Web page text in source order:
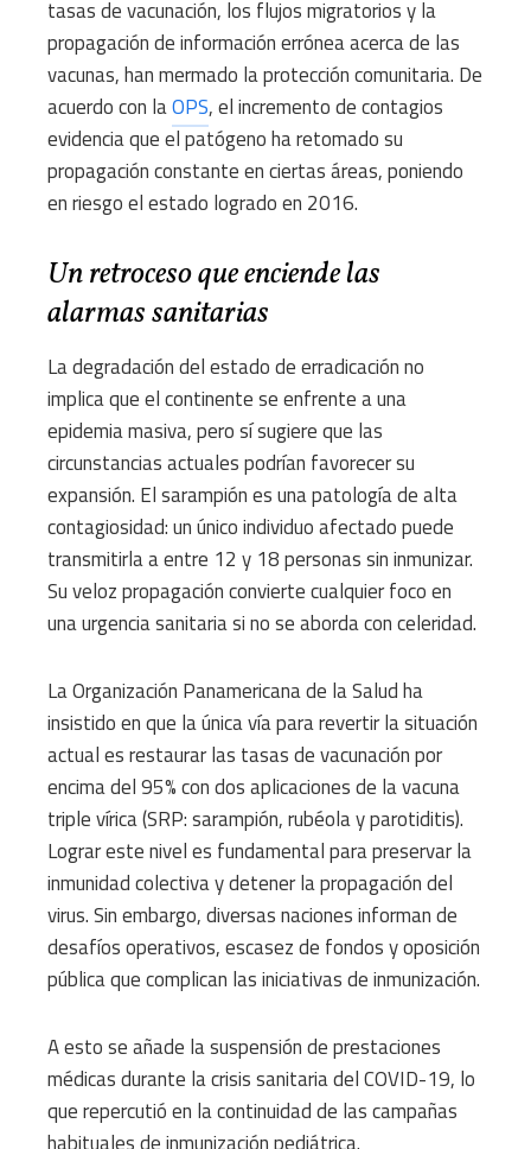
tasas de vacunación, los flujos migratorios y la
propagación de información errónea acerca de las
vacunas, han mermado la protección comunitaria. De
acuerdo con laOPS, el incremento de contagios
evidencia que el patógeno ha retomado su
propagación constante en ciertas áreas, poniendo
en riesgo el estado logrado en 2016.
Un retroceso que enciende las
alarmas sanitarias
La degradación del estado de erradicación no
implica que el continente se enfrente a una
epidemia masiva, pero sí sugiere que las
circunstancias actuales podrían favorecer su
expansión. El sarampión es una patología de alta
contagiosidad: un único individuo afectado puede
transmitirla a entre 12 y 18 personas sin inmunizar.
Su veloz propagación convierte cualquier foco en
una urgencia sanitaria si no se aborda con celeridad.
La Organización Panamericana de la Salud ha
insistido en que la única vía para revertir la situación
actual es restaurar las tasas de vacunación por
encima del 95% con dos aplicaciones de la vacuna
triple vírica (SRP: sarampión, rubéola y parotiditis).
Lograr este nivel es fundamental para preservar la
inmunidad colectiva y detener la propagación del
virus. Sin embargo, diversas naciones informan de
desafíos operativos, escasez de fondos y oposición
pública que complican las iniciativas de inmunización.
A esto se añade la suspensión de prestaciones
médicas durante la crisis sanitaria del COVID-19, lo
que repercutió en la continuidad de las campañas